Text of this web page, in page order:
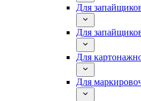
Для
Для
Для
Для